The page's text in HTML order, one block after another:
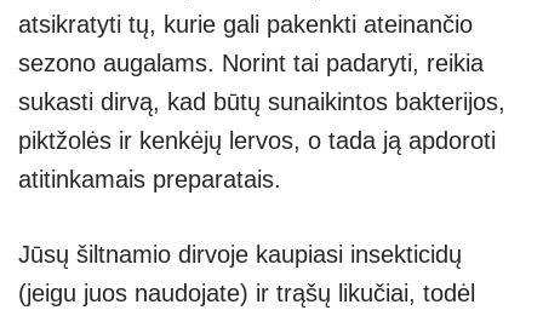
atsikratyti tų, kurie gali pakenkti ateinančio
sezono augalams. Norint tai padaryti, reikia
sukasti dirvą, kad būtų sunaikintos bakterijos,
piktžolės ir kenkėjų lervos, o tada ją apdoroti
atitinkamais preparatais.
Jūsų šiltnamio dirvoje kaupiasi insekticidų
(jeigu juos naudojate) ir trąšų likučiai, todėl